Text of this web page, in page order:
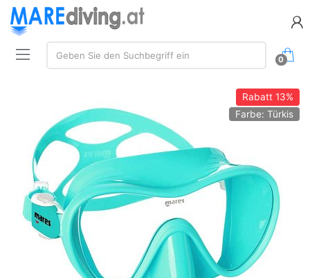
Suchen:
Geben Sie den Suchbegriff ein
0
Rabatt13%
Farbe: Türkis